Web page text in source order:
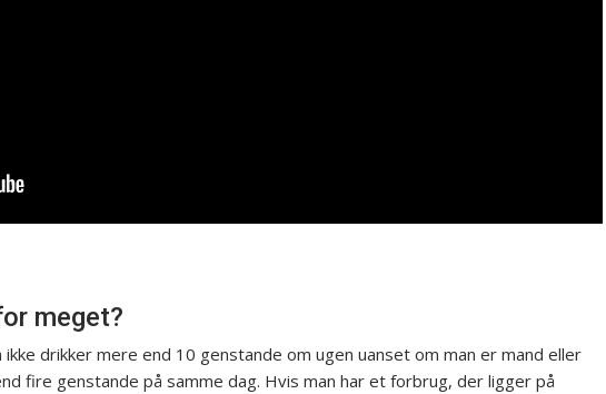
meget?
drikker mere end 10 genstande om ugen uanset om man er mand eller
fire genstande på samme dag. Hvis man har et forbrug, der ligger på